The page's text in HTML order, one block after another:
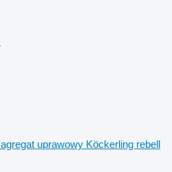
agregat uprawowy Köckerling rebell